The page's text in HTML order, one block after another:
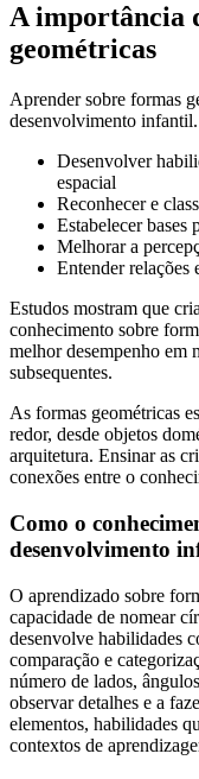
A importância
geométricas
Aprender sobre formas
desenvolvimento
Desenvolver
espacial
Reconhecer e
Estabelecer bases
Melhorar a
Entender relações
Estudos mostram que
conhecimento sobre
melhor desempenho em
subsequentes.
As formas geométricas
redor, desde objetos
arquitetura. Ensinar as
conexões entre o
Como o
desenvolvimento
O aprendizado sobre
capacidade de nomear
desenvolve habilidades
comparação e
número de lados,
observar detalhes e a
elementos, habilidades
contextos de